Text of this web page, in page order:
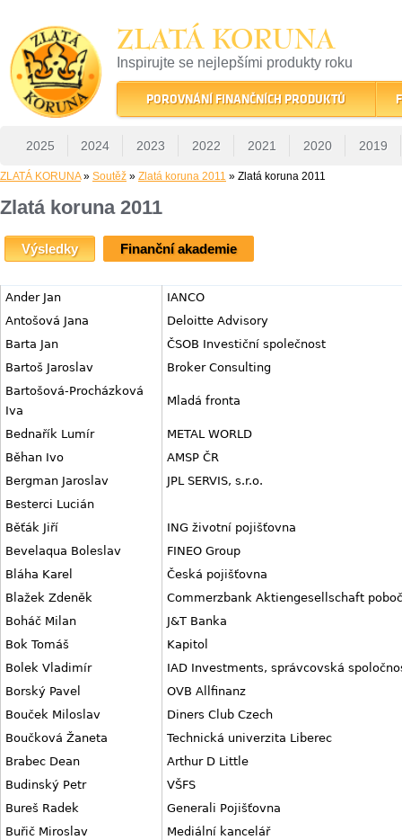
ZLATÁ KORUNA
Inspirujte se nejlepšími produkty roku
22 let tradice a kvality na finančním trhu
POROVNÁNÍ FINANČNÍCH PRODUKTŮ
2025 2024 2023 2022 2021 2020 2019
ZLATÁ KORUNA» Soutěž » Zlatá koruna 2011 » Zlatá koruna 2011
Zlatá koruna 2011
Výsledky Finanční akademie
Ander Jan
IANCO
Antošová Jana
Deloitte Advisory
Barta Jan
ČSOB Investiční společnost
Bartoš Jaroslav
Broker Consulting
Bartošová-Procházková
Iva
Mladá fronta
Bednařík Lumír
METAL WORLD
Běhan Ivo
AMSP ČR
Bergman Jaroslav
JPL SERVIS, s.r.o.
Besterci Lucián
Běťák Jiří
ING životní pojišťovna
Bevelaqua Boleslav
FINEO Group
Bláha Karel
Česká pojišťovna
Blažek Zdeněk
Commerzbank Aktiengesellschaft
Boháč Milan
J&T Banka
Bok Tomáš
Kapitol
Bolek Vladimír
IAD Investments, správcovská
Borský Pavel
OVB Allfinanz
Bouček Miloslav
Diners Club Czech
Boučková Žaneta
Technická univerzita Liberec
Brabec Dean
Arthur D Little
Budinský Petr
VŠFS
Bureš Radek
Generali Pojišťovna
Buřič Miroslav
Mediální kancelář